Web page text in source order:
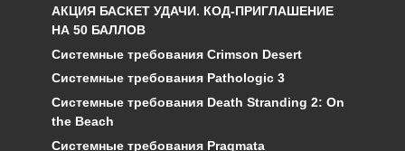
АКЦИЯ БАСКЕТ УДАЧИ. КОД-ПРИГЛАШЕНИЕ
НА 50 БАЛЛОВ
Системные требования Crimson Desert
Системные требования Pathologic 3
Системные требования Death Stranding 2: On
the Beach
Системные требования Pragmata